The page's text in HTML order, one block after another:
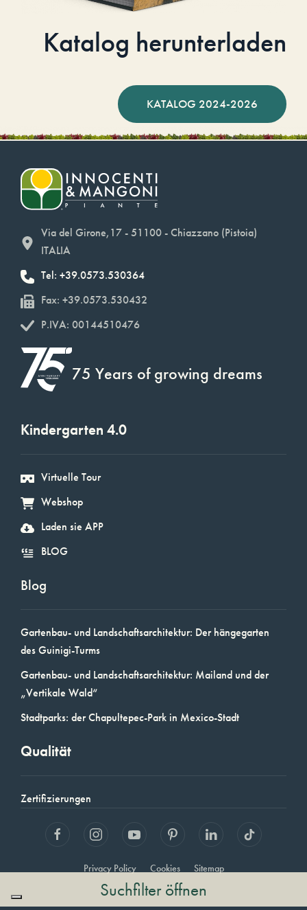
Suchfilter öffnen
Katalog herunterladen
KATALOG 2024-2026
Via del Girone,17 - 51100 - Chiazzano (Pistoia)
ITALIA
Tel: +39.0573.530364
Fax: +39.0573.530432
P.IVA: 00144510476
75 Years of growing dreams
Kindergarten 4.0
Virtuelle Tour
Webshop
Laden sie APP
BLOG
Blog
Gartenbau- und Landschaftsarchitektur: Der hängegarten
des Guinigi-Turms
Gartenbau- und Landschaftsarchitektur: Mailand und der
„Vertikale Wald“
Stadtparks: der Chapultepec-Park in Mexico-Stadt
Qualität
Zertifizierungen
Privacy Policy Cookies Sitemap